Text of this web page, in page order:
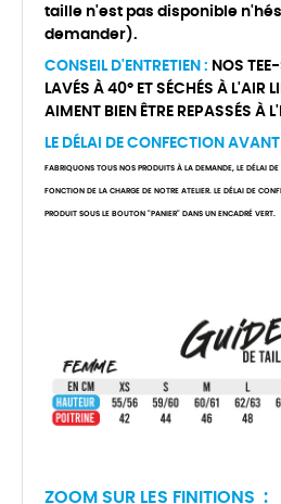
taille n'est pas disponible
demander).
CONSEIL D'ENTRETIEN : NOS
LAVÉS À 40° ET SÉCHÉS À L'AIR
AIMENT BIEN ÊTRE REPASSÉS À
LE DÉLAI DE CONFECTION
FABRIQUONS TOUS NOS PRODUITS À LA DEMANDE, LE DÉLAI
FONCTION DE LA CHARGE DE NOTRE ATELIER. LE DÉLAI DE
PRODUIT SOUS LE BOUTON "PANIER" DANS UN ENCADRÉ VERT.
ZOOM SUR LES FINITIONS :